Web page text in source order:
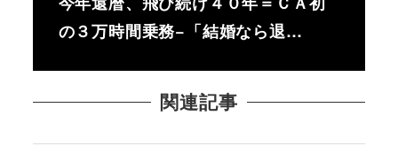
の３万時間乗務−「結婚なら退…
関連記事